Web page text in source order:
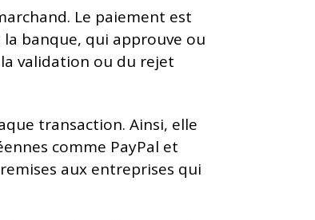
Le paiement est
banque, qui approuve ou
validation ou du rejet
transaction. Ainsi, elle
comme PayPal et
aux entreprises qui